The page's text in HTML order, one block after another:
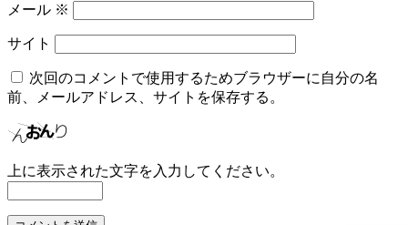
メール ※
サイト
次回のコメントで使用するためブラウザーに自分の名
前、メールアドレス、サイトを保存する。
上に表示された文字を入力してください。